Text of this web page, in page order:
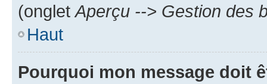
(onglet Aperçu --> Gestion des
Haut
Pourquoi mon message doit